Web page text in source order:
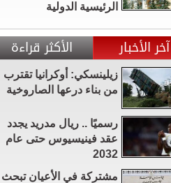
الرئيسية الدولية
آخر الأخبار الأكثر قراءة
زيلينسكي: أوكرانيا تقترب
من بناء درعها الصاروخية
رسميًا .. ريال مدريد يجدد
عقد فينيسيوس حتى عام
2032
مشتركة في الأعيان تبحث